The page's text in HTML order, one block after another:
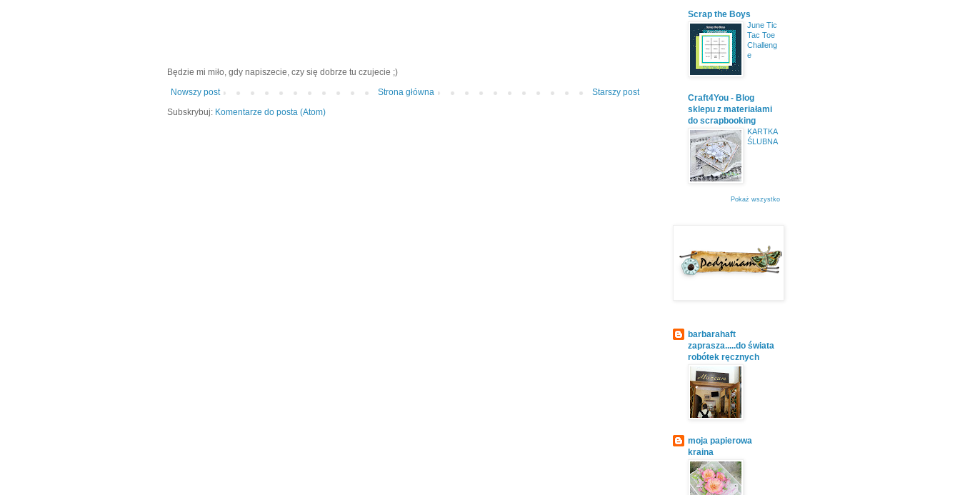
Będzie mi miło, gdy napiszecie, czy się dobrze tu czujecie ;)
Nowszy post
Starszy post
Strona główna
Subskrybuj: Komentarze do posta (Atom)
Scrap the Boys
June Tic
Tac Toe
Challeng
e
Craft4You - Blog
sklepu z materiałami
do scrapbooking
KARTKA
ŚLUBNA
Pokaż wszystko
barbarahaft
zaprasza.....do świata
robótek ręcznych
moja papierowa
kraina